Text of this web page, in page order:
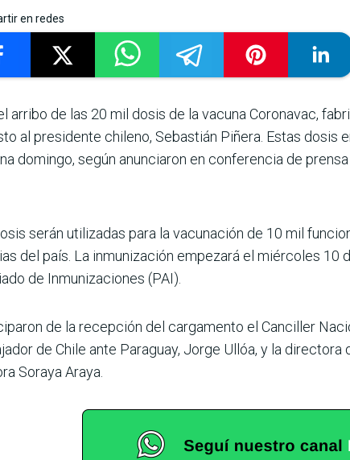
en redes
arribo de las 20 mil dosis de la vacuna Coronavac,
al presidente chileno, Sebastián Piñera. Estas
domingo, según anunciaron en conferencia de
serán utilizadas para la vacunación de 10 mil
del país. La inmunización empezará el miércoles
de Inmunizaciones (PAI).
de la recepción del cargamento el Canciller
de Chile ante Paraguay, Jorge Ullóa, y la
Soraya Araya.